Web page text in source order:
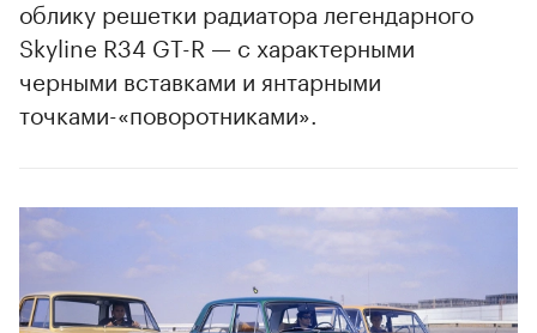
облику решетки радиатора легендарного
Skyline R34 GT-R — с характерными
черными вставками и янтарными
точками-«поворотниками».